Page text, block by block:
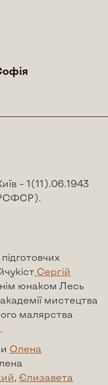
– 1(11).06.1943
Сергій
юнаком Лесь
мистецтва
малярства
.
Олена
, Єлизавета